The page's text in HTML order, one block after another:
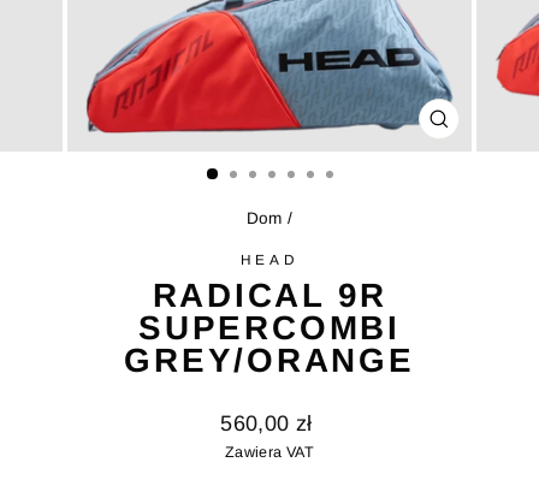
ZAMKNIJ
(ESC)
Dom /
HEAD
RADICAL 9R
SUPERCOMBI
GREY/ORANGE
Cena
pierwotna
560,00 zł
Zawiera VAT